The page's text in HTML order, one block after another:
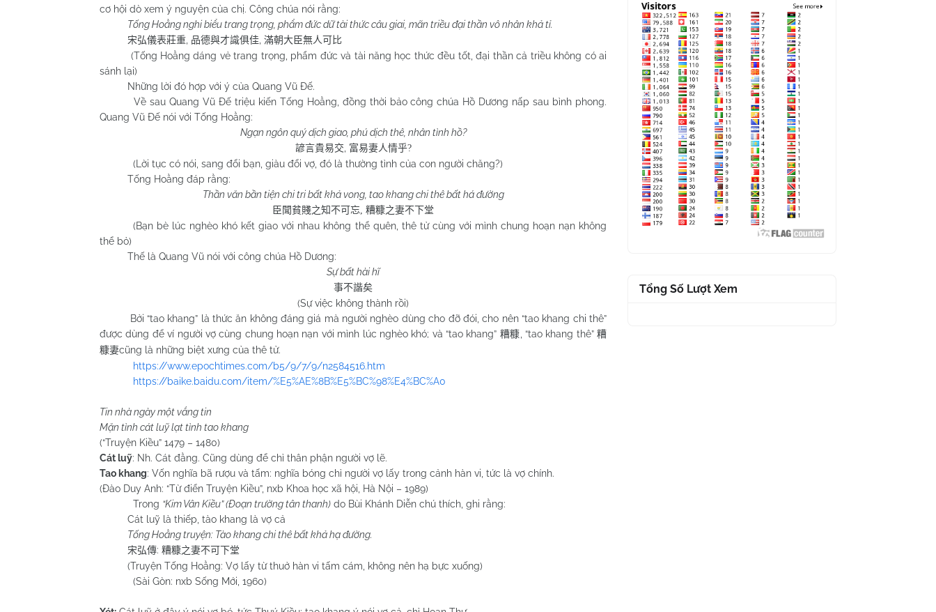
cơ hội dò xem ý nguyện của chị. Công chúa nói rằng:
Tống Hoằng nghi biểu trang trọng, phẩm đức dữ tài thức câu giai, mãn triều đại thần vô nhân khả tỉ.
宋弘儀表莊重 品德與才識俱佳 滿朝大臣無人可比
(Tống Hoằng dáng vẻ trang trọng, phẩm đức và tài năng học thức đều tốt, đại thần cả triều không có ai
sánh lại)
Những lời đó hợp với ý của Quang Vũ Đế.
Về sau Quang Vũ Đế triệu kiến Tống Hoằng, đồng thời bảo công chúa Hồ Dương nấp sau bình phong.
Quang Vũ Đế nói với Tống Hoằng:
Ngạn ngôn quý dịch giao, phú dịch thê, nhân tình hồ?
諺言貴易交 富易妻人情乎?
(Lời tục có nói, sang đổi bạn, giàu đổi vợ, đó là thường tình của con người chăng?)
Tống Hoằng đáp rằng:
Thần văn bần tiện chi tri bất khả vong, tao khang chi thê bất há đường
臣聞貧賤之知不可忘, 糟糠之妻不下堂
(Bạn bè lúc nghèo khó kết giao với nhau không thể quên, thê tử cùng với mình chung hoạn nạn không
thể bỏ)
Thế là Quang Vũ nói với công chúa Hồ Dương:
Sự bất hài hĩ
事不諧矣
(Sự việc không thành rồi)
Bởi “tao khang” là thức ăn không đáng giá mà người nghèo dùng cho đỡ đói, cho nên “tao khang chi thê”
được dùng để ví người vợ cùng chung hoạn nạn với mình lúc nghèo khó; và “tao khang” 糟糠 , “tao khang thê” 糟
糠妻cũng là những biệt xưng của thê tử.
https://www.epochtimes.com/b5/9/7/9/n2584516.htm
https://baike.baidu.com/item/%E5%AE%8B%E5%BC%98%E4%BC%A0
Tin nhà ngày một vắng tin
Mặn tình cát luỹ lạt tình tao khang
(“Truyện Kiều” 1479 – 1480)
Cát luỹ: Nh. Cát đằng. Cũng dùng để chỉ thân phận người vợ lẽ.
Tao khang: Vốn nghĩa bã rượu và tấm: nghĩa bóng chỉ người vợ lấy trong cảnh hàn vi, tức là vợ chính.
(Đào Duy Anh: “Từ điển Truyện Kiều”, nxb Khoa học xã hội, Hà Nội – 1989)
Trong “Kim Vân Kiều” (Đoạn trường tân thanh) do Bùi Khánh Diễn chú thích, ghi rằng:
Cát luỹ là thiếp, tào khang là vợ cả
Tống Hoằng truyện: Tào khang chi thê bất khả hạ đường.
宋弘傳: 糟糠之妻不可下堂
(Truyện Tống Hoằng: Vợ lấy từ thuở hàn vi tấm cám, không nên hạ bực xuống)
(Sài Gòn: nxb Sống Mới, 1960)
Tổng Số Lượt Xem